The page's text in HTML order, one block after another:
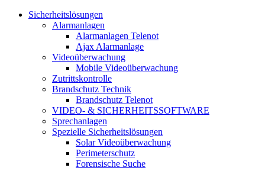
Sicherheitslösungen
Alarmanlagen
Alarmanlagen Telenot
Ajax Alarmanlage
Videoüberwachung
Mobile Videoüberwachung
Zutrittskontrolle
Brandschutz Technik
Brandschutz Telenot
VIDEO- & SICHERHEITSSOFTWARE
Sprechanlagen
Spezielle Sicherheitslösungen
Solar Videoüberwachung
Perimeterschutz
Forensische Suche